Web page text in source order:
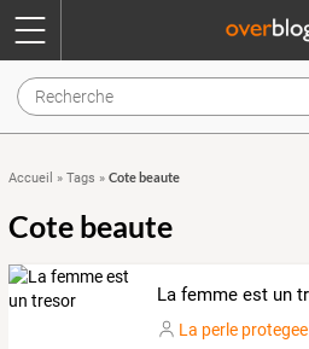
Accueil » Tags » Cote beaute
Cote beaute
La perle protegee